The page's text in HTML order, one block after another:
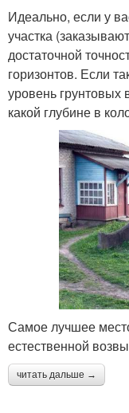
Идеально, если у
участка
достаточной
горизонтов. Если
уровень грунтовых
какой глубине в
Самое лучшее
естественной
читать дальше →